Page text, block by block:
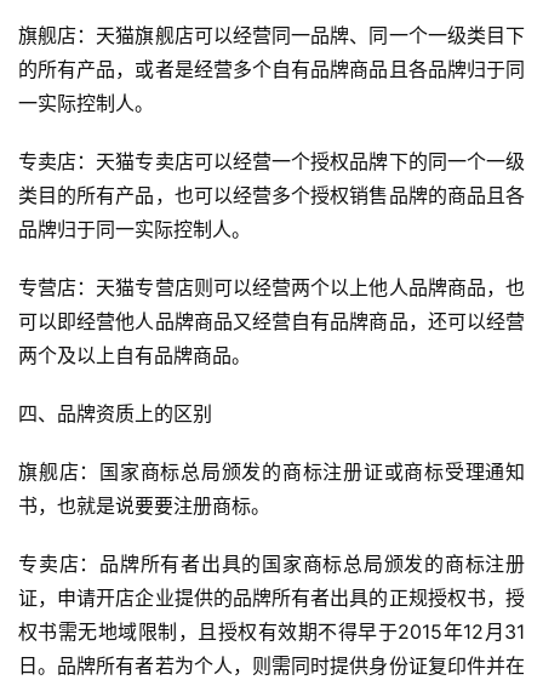
旗舰店：天猫旗舰店可以经营同一品牌、同一个一级类目下
的所有产品，或者是经营多个自有品牌商品且各品牌归于同
一实际控制人。
专卖店：天猫专卖店可以经营一个授权品牌下的同一个一级
类目的所有产品，也可以经营多个授权销售品牌的商品且各
品牌归于同一实际控制人。
专营店：天猫专营店则可以经营两个以上他人品牌商品，也
可以即经营他人品牌商品又经营自有品牌商品，还可以经营
两个及以上自有品牌商品。
四、品牌资质上的区别
旗舰店：国家商标总局颁发的商标注册证或商标受理通知
书，也就是说要要注册商标。
专卖店：品牌所有者出具的国家商标总局颁发的商标注册
证，申请开店企业提供的品牌所有者出具的正规授权书，授
权书需无地域限制，且授权有效期不得早于2015年12月31
日。品牌所有者若为个人，则需同时提供身份证复印件并在